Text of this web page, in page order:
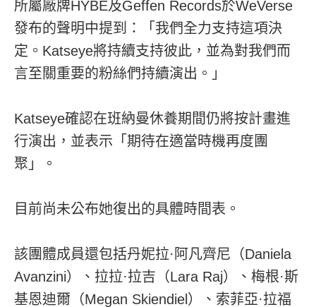
所屬廠牌HYBE及Geffen Records於WeVerse
發布的聲明中提到：「我們全力支持這項決
定。Katseye將持續支持彼此，並為對我們而
言至關重要的粉絲們持續演出。」
Katseye確認在班納曼休養期間仍將按計畫進
行演出，並表示「期待在適當時機再度團
聚」。
目前尚未公布她復出的具體時間表。
該團體成員還包括丹妮拉·阿凡齊尼（Daniela
Avanzini）、拉拉·拉吉（Lara Raj）、梅根·斯
基恩迪爾（Megan Skiendiel）、索菲亞·拉福